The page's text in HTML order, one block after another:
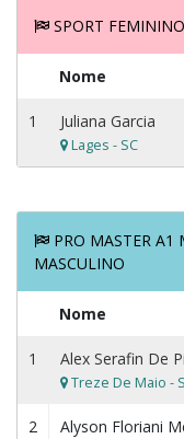
SPORT
Nome
1 Juliana Garcia
Lages - SC
PRO MASTER A1
MASCULINO
Nome
1 Alex Serafin De
Treze De Maio -
2 Alyson Floriani